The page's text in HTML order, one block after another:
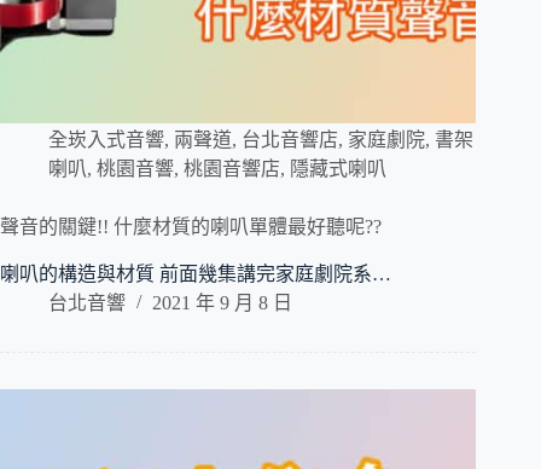
全崁入式音響, 兩聲道, 台北音響店, 家庭劇院, 書架
喇叭, 桃園音響, 桃園音響店, 隱藏式喇叭
聲音的關鍵!! 什麼材質的喇叭單體最好聽呢??
喇叭的構造與材質 前面幾集講完家庭劇院系…
台北音響
2021 年 9 月 8 日